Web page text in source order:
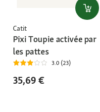
Catit
Pixi Toupie activée par
les pattes
3.0 (23)
35,69 €